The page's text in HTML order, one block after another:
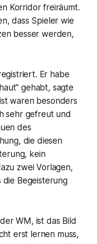
Korridor freiräumt.
dass Spieler wie
besser werden,
Er habe
gehabt, sagte
waren besonders
sehr gefreut und
des
die diesen
kein
zwei Vorlagen,
die Begeisterung
WM, ist das Bild
erst lernen muss,